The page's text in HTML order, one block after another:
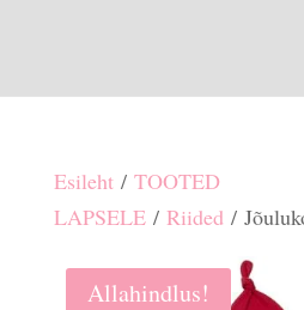
Esileht/ TOOTED
LAPSELE/ Riided/
Allahindlus!